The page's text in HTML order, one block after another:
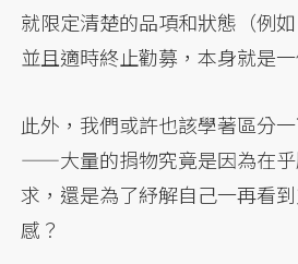
就限定清楚的品項和狀態（例
並且適時終止勸募，本身就是
此外，我們或許也該學著區分
——大量的捐物究竟是因為在乎
求，還是為了紓解自己一再看
感？